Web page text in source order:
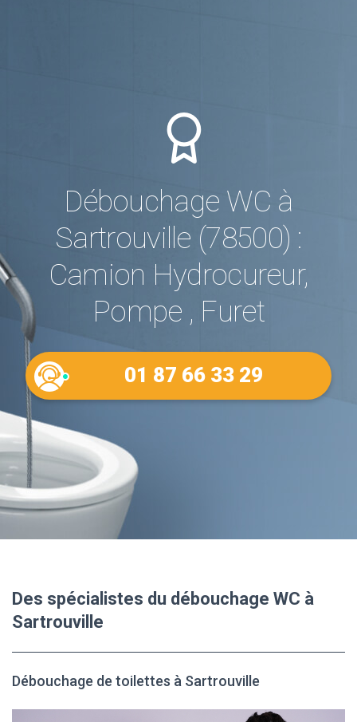
Débouchage WC à
Sartrouville (78500) :
Camion Hydrocureur,
Pompe , Furet
01 87 66 33 29
Des spécialistes du débouchage WC à
Sartrouville
Débouchage de toilettes à Sartrouville